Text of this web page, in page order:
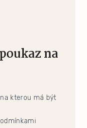
na
kterou má být